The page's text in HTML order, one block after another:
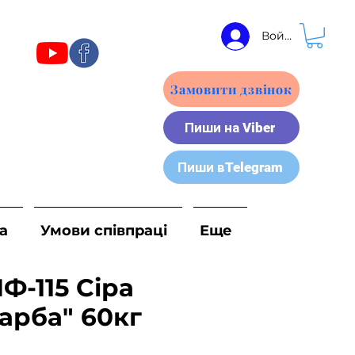
Пиши вTelegram
Пиши на Viber
Замовити дзвінок
Умови співпраці Еще
Войти
115 Сіра
60кг